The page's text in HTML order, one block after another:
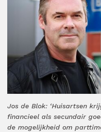
Jos de Blok: ‘Huisartsen
financieel als secundair
de mogelijkheid om